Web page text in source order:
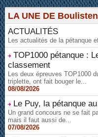
LA UNE DE
ACTUALITÉS
Les actualités de la pétanque
TOP1000 pétanque :
classement
Les deux épreuves TOP1000
triplette, ont fait bouger le...
08/08/2026
Le Puy, la pétanque
Un grand concours ne se fait
mais il faut aussi de...
07/08/2026